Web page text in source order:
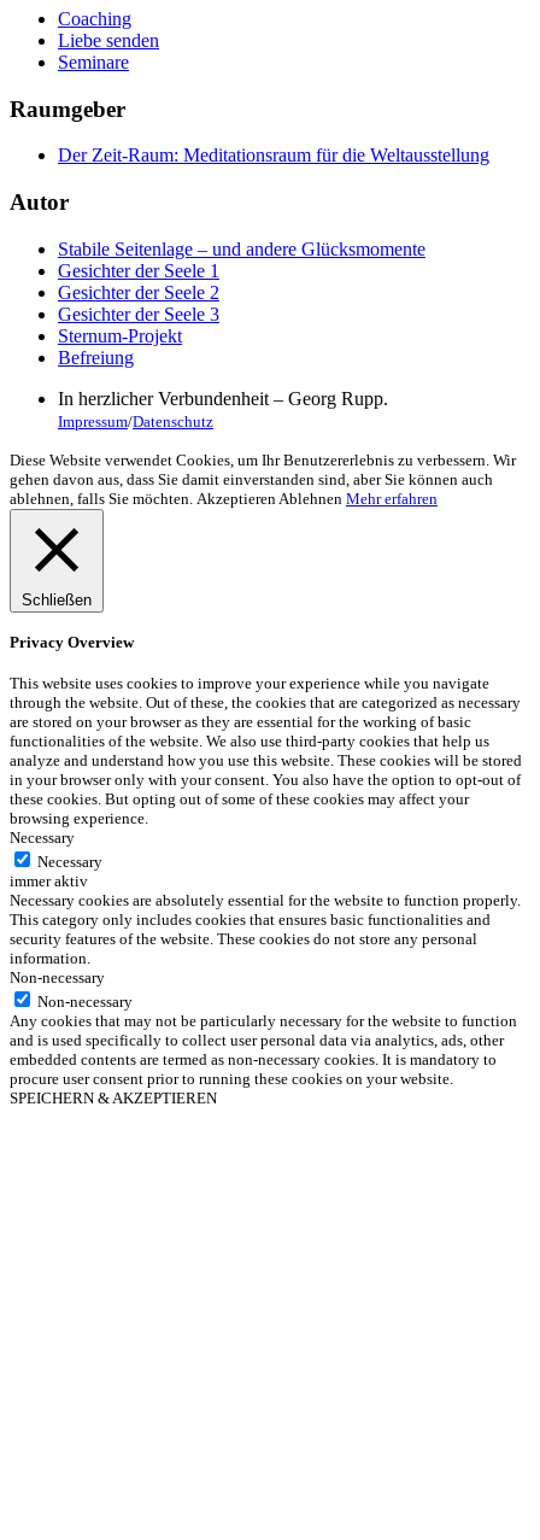
Coaching
Liebe senden
Seminare
Raumgeber
Der Zeit-Raum: Meditationsraum für die Weltausstellung
Autor
Stabile Seitenlage – und andere Glücksmomente
Gesichter der Seele 1
Gesichter der Seele 2
Gesichter der Seele 3
Sternum-Projekt
Befreiung
In herzlicher Verbundenheit – Georg Rupp.
Impressum/Datenschutz
Diese Website verwendet Cookies, um Ihr Benutzererlebnis zu verbessern. Wir
gehen davon aus, dass Sie damit einverstanden sind, aber Sie können auch
ablehnen, falls Sie möchten. Akzeptieren Ablehnen Mehr erfahren
Schließen
Privacy Overview
This website uses cookies to improve your experience while you navigate
through the website. Out of these, the cookies that are categorized as necessary
are stored on your browser as they are essential for the working of basic
functionalities of the website. We also use third-party cookies that help us
analyze and understand how you use this website. These cookies will be stored
in your browser only with your consent. You also have the option to opt-out of
these cookies. But opting out of some of these cookies may affect your
browsing experience.
Necessary
Necessary
immer aktiv
Necessary cookies are absolutely essential for the website to function properly.
This category only includes cookies that ensures basic functionalities and
security features of the website. These cookies do not store any personal
information.
Non-necessary
Non-necessary
Any cookies that may not be particularly necessary for the website to function
and is used specifically to collect user personal data via analytics, ads, other
embedded contents are termed as non-necessary cookies. It is mandatory to
procure user consent prior to running these cookies on your website.
SPEICHERN & AKZEPTIEREN